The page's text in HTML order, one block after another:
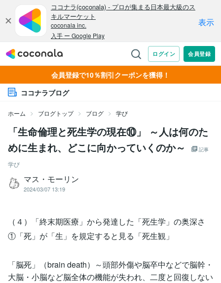
会員登録で10％割引クーポンを獲得！
ココナラブログ
ホーム ブログトップ ブログ 学び
「生命倫理と死生学の現在⑩」 ～人は何のた
めに生まれ、どこに向かっていくのか～
記事
学び
マス・モーリン
2024/03/07 13:19
（４）「終末期医療」から発達した「死生学」の奥深さ
①「死」が「生」を規定すると見る「死生観」
「脳死」（brain death）～頭部外傷や脳卒中などで脳幹・
大脳・小脳など脳全体の機能が失われ、二度と回復しない